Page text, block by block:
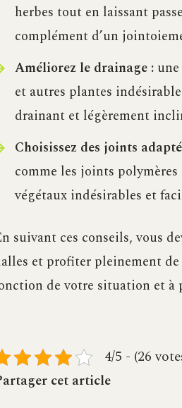
herbes tout en laissant
complément d’un
Améliorez le drainage :une
et autres plantes
drainant et légèrement
Choisissez des joints
comme les joints
végétaux indésirables et
suivant ces conseils, vous
et profiter pleinement de
de votre situation et à
4/5 - (26
cet article